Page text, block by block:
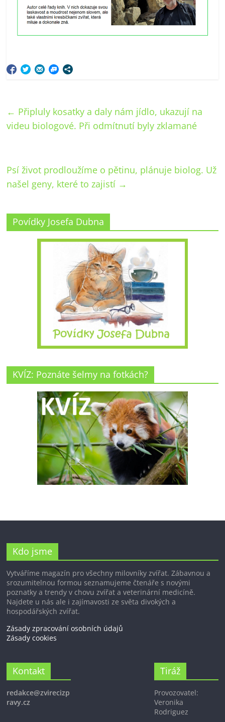
← Připluly kosatky a daly nám jídlo, ukazují na
videu biologové. Při odmítnutí byly zklamané
Psí život prodloužíme o pětinu, plánuje biolog. Už
našel geny, které to zajistí →
Povídky Josefa Dubna
KVÍZ: Poznáte šelmy na fotkách?
Kdo jsme
Vytváříme magazín pro všechny milovníky zvířat. Zábavnou a
srozumitelnou formou seznamujeme čtenáře s novými
poznatky a trendy v chovu zvířat a veterinární medicíně.
Najdete u nás ale i zajímavosti ze světa divokých a
hospodářských zvířat.
Zásady zpracování osobních údajů
Zásady cookies
Kontakt
redakce@zvirecizp
ravy.cz
Tiráž
Provozovatel:
Veronika
Rodriguez